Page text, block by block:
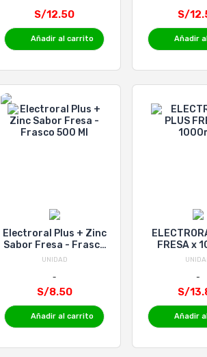
S/12.50
Añadir al carrito
S/
Añadir
Electroral Plus + Zinc
Sabor Fresa - Frasco
500 Ml
UNIDAD
S/8.50
Añadir al carrito
FRESA x
S/
Añadir